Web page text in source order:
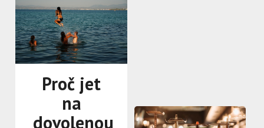
Proč jet
na
dovolenou